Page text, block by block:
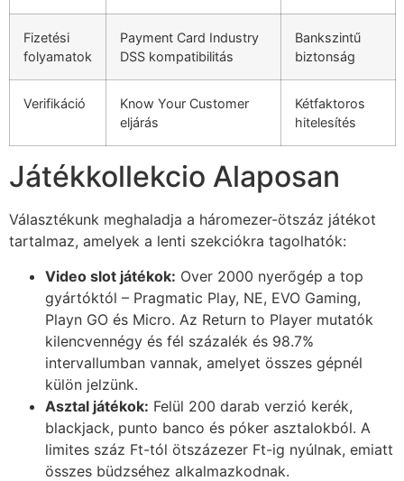
Panel
panel
panel
panel
panel
panel
Fizetési
folyamatok
Payment Card Industry
DSS kompatibilitás
Bankszintű
biztonság
Verifikáció
Know Your Customer
eljárás
Kétfaktoros
hitelesítés
Játékkollekcio Alaposan
Választékunk meghaladja a háromezer-ötszáz játékot
tartalmaz, amelyek a lenti szekciókra tagolhatók:
Video slot játékok: Over 2000 nyerőgép a top
gyártóktól – Pragmatic Play, NE, EVO Gaming,
Playn GO és Micro. Az Return to Player mutatók
kilencvennégy és fél százalék és 98.7%
intervallumban vannak, amelyet összes gépnél
külön jelzünk.
Asztal játékok: Felül 200 darab verzió kerék,
blackjack, punto banco és póker asztalokból. A
limites száz Ft-tól ötszázezer Ft-ig nyúlnak, emiatt
összes büdzséhez alkalmazkodnak.